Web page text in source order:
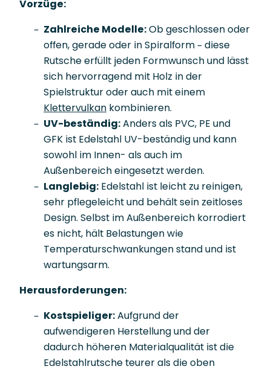
Vorzüge:
Zahlreiche Modelle:Ob geschlossen oder
offen, gerade oder in Spiralform – diese
Rutsche erfüllt jeden Formwunsch und lässt
sich hervorragend mit Holz in der
Spielstruktur oder auch mit einem
Klettervulkan kombinieren.
UV-beständig:Anders als PVC, PE und
GFK ist Edelstahl UV-beständig und kann
sowohl im Innen- als auch im
Außenbereich eingesetzt werden.
Langlebig: Edelstahl ist leicht zu reinigen,
sehr pflegeleicht und behält sein zeitloses
Design. Selbst im Außenbereich korrodiert
es nicht, hält Belastungen wie
Temperaturschwankungen stand und ist
wartungsarm.
Herausforderungen:
Kostspieliger:Aufgrund der
aufwendigeren Herstellung und der
dadurch höheren Materialqualität ist die
Edelstahlrutsche teurer als die oben